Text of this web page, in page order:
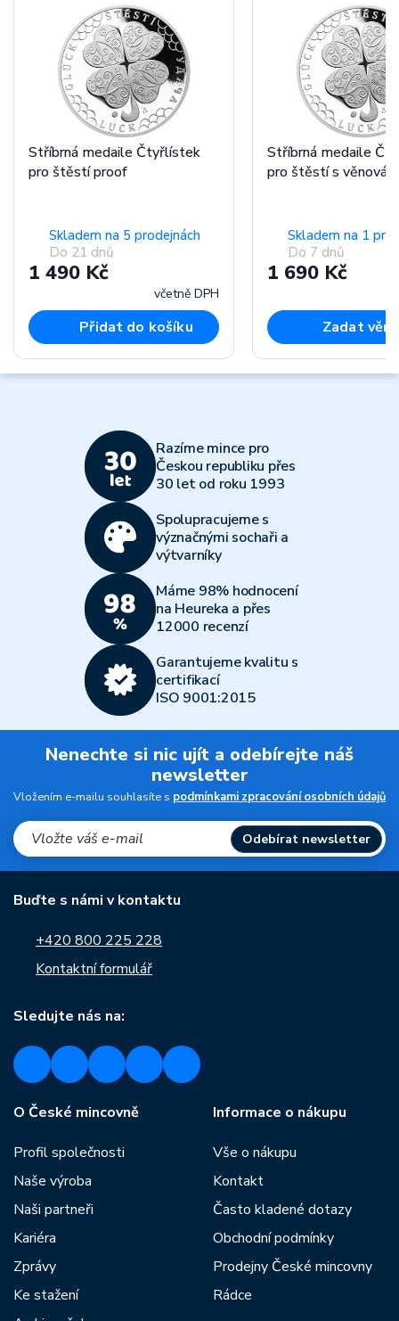
Stříbrná medaile Čtyřlístek
pro štěstí proof
Skladem na 5 prodejnách
Do 21 dnů
1 490 Kč
včetně DPH
Přidat do košíku
Stříbrná medaile
pro štěstí s
Skladem na 1
Do 7 dnů
1 690 Kč
Zadat
Razíme mince pro
Českou republiku přes
30 let od roku 1993
Spolupracujeme s
význačnými sochaři a
výtvarníky
Máme 98% hodnocení
na Heureka a přes
12000 recenzí
Garantujeme kvalitu s
certifikací
ISO 9001:2015
Nenechte si nic ujít a odebírejte náš
newsletter
Vložením e-mailu souhlasíte s podmínkami zpracování osobních údajů
Odebírat newsletter
Buďte s námi v kontaktu
+420 800 225 228
Kontaktní formulář
Sledujte nás na:
O České mincovně
Profil společnosti
Naše výroba
Naši partneři
Kariéra
Zprávy
Ke stažení
Informace o nákupu
Vše o nákupu
Kontakt
Často kladené dotazy
Obchodní podmínky
Prodejny České mincovny
Rádce